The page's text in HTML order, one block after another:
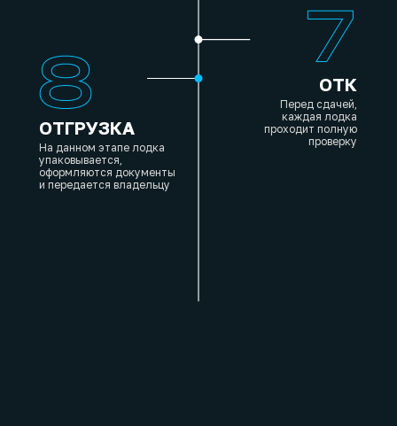
ОТК
Перед сдачей,
каждая лодка
проходит полную
проверку
ОТГРУЗКА
На данном этапе лодка
упаковывается,
оформляются документы
и передается владельцу